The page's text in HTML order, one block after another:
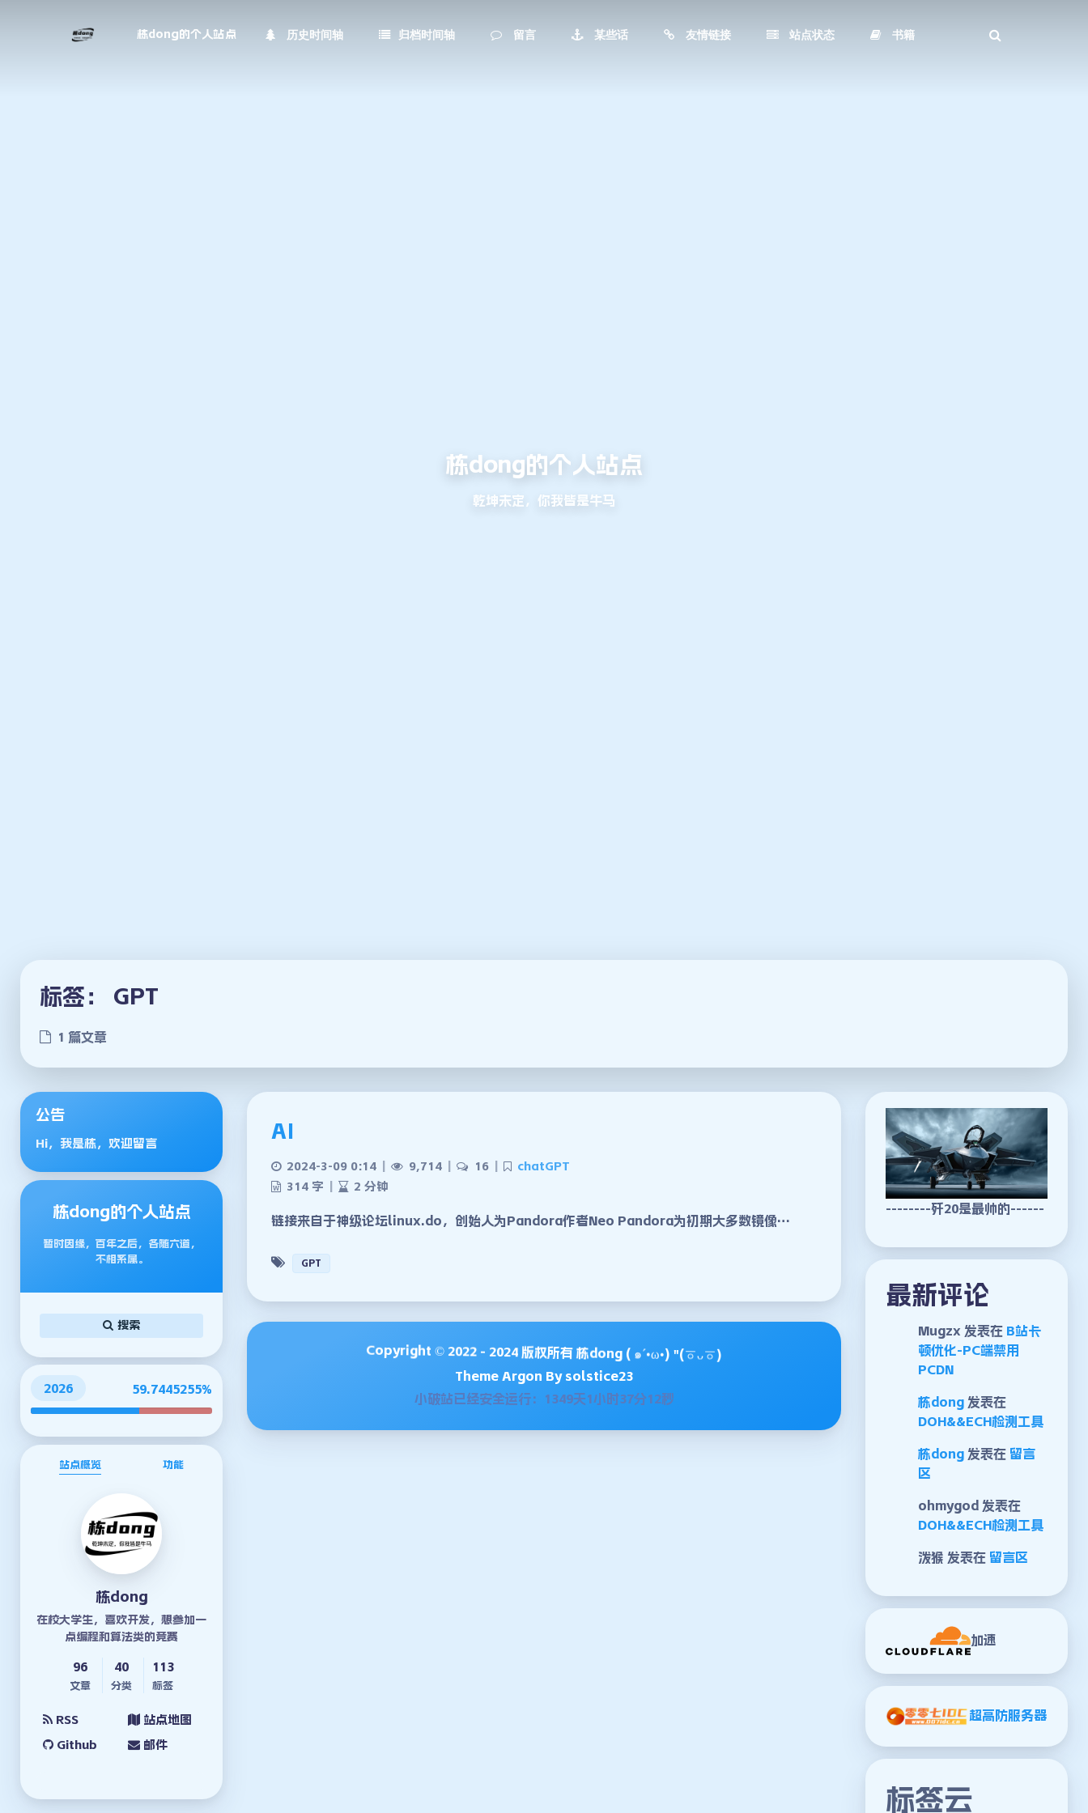
栋dong的个人站点 历史时间轴 归档时间轴 留言 某些话 友情链接 站点状态 书籍
栋dong的个人站点
乾坤未定，你我皆是牛马
标签： GPT
1 篇文章
公告
Hi，我是栋，欢迎留言
栋dong的个人站点
暂时因缘，百年之后，各随六道，
不相系属。
搜索
2026 59.7445286%
站点概览 功能
栋dong
在校大学生，喜欢开发，想参加一
点编程和算法类的竞赛
96
文章
40
分类
113
标签
RSS 站点地图
Github 邮件
--------歼20是最帅的------
最新评论
Mugzx 发表在 B站卡
顿优化-PC端禁用
PCDN
栋dong 发表在
DOH&&ECH检测工具
栋dong 发表在 留言
区
ohmygod 发表在
DOH&&ECH检测工具
泼猴 发表在 留言区
加速
超高防服务器
标签云
AI
2024-3-09 0:14 9,714 16
chatGPT
314 字
2 分钟
链接来自于神级论坛linux.do，创始人为Pandora作者Neo Pandora为初期大多数镜像…
GPT
Copyright © 2022 - 2024 版权所有栋dong( ๑´•ω•) "(ㆆᴗㆆ)
Theme Argon By solstice23
小破站已经安全运行：1349天1小时37分13秒